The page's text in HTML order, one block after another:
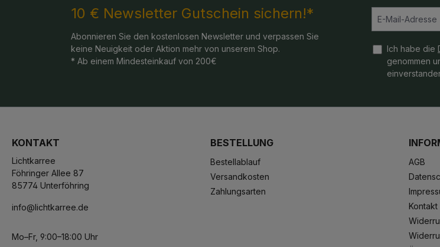
10 € Newsletter Gutschein sichern!*
Abonnieren Sie den kostenlosen Newsletter und verpassen Sie
keine Neuigkeit oder Aktion mehr von unserem Shop.
* Ab einem Mindesteinkauf von 200€
Ich habe die
genommen
KONTAKT
Lichtkarree
Föhringer Allee 87
85774 Unterföhring
info@lichtkarree.de
Mo–Fr, 9:00–18:00 Uhr
BESTELLUNG
Bestellablauf
Versandkosten
Zahlungsarten
AGB
Kontakt